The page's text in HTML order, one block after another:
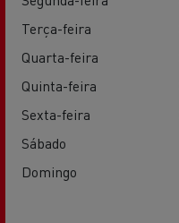
Terça-feira
Quarta-feira
Quinta-feira
Sexta-feira
Sábado
Domingo